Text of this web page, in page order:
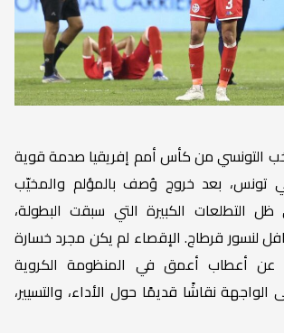
التونسي من كأس أمم إفريقيا صدمة قوية
تونس، بعد خروج وُصف بالمؤلم والمخيّب
التطلعات الكبيرة التي سبقت البطولة،
لنسور قرطاج. الإقصاء لم يكن مجرد خسارة
عن أعطاب أعمق في المنظومة الكروية
الواجهة نقاشًا قديمًا حول الأداء، والتسيير،